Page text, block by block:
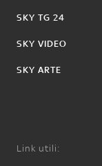
SKY TG 24
SKY VIDEO
SKY ARTE
Link utili: